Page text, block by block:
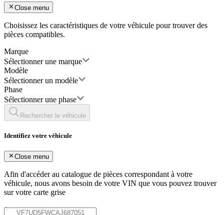
Close menu
Choisissez les caractéristiques de votre véhicule pour trouver des
pièces compatibles.
Marque
Sélectionner une marque
Modèle
Sélectionner un modèle
Phase
Sélectionner une phase
Rechercher le véhicule
Identifiez votre véhicule
Close menu
Afin d'accéder au catalogue de pièces correspondant à votre
véhicule, nous avons besoin de votre VIN que vous pouvez trouver
sur votre carte grise
*